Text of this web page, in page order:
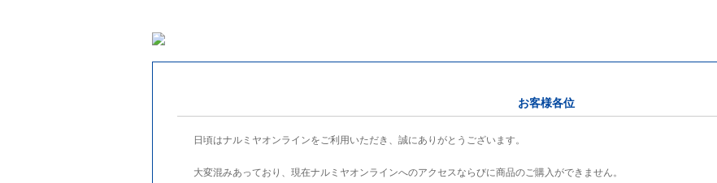
お客様各位
日頃はナルミヤオンラインをご利用いただき、誠にありがとうございます。
大変混みあっており、現在ナルミヤオンラインへのアクセスならびに商品のご購入ができません。